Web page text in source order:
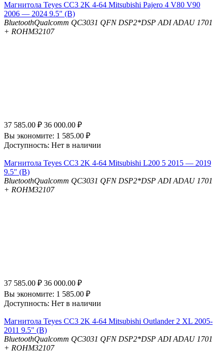
Магнитола Teyes CC3 2K 4-64 Mitsubishi Pajero 4 V80 V90
2006 — 2024 9.5" (B)
BluetoothQualcomm QC3031 QFN DSP2*DSP ADI ADAU 1701
+ ROHM32107
37 585.00 ₽ 36 000.00 ₽
Вы экономите: 1 585.00 ₽
Доступность: Нет в наличии
Магнитола Teyes CC3 2K 4-64 Mitsubishi L200 5 2015 — 2019
9.5" (B)
BluetoothQualcomm QC3031 QFN DSP2*DSP ADI ADAU 1701
+ ROHM32107
37 585.00 ₽ 36 000.00 ₽
Вы экономите: 1 585.00 ₽
Доступность: Нет в наличии
Магнитола Teyes CC3 2K 4-64 Mitsubishi Outlander 2 XL 2005-
2011 9.5" (B)
BluetoothQualcomm QC3031 QFN DSP2*DSP ADI ADAU 1701
+ ROHM32107